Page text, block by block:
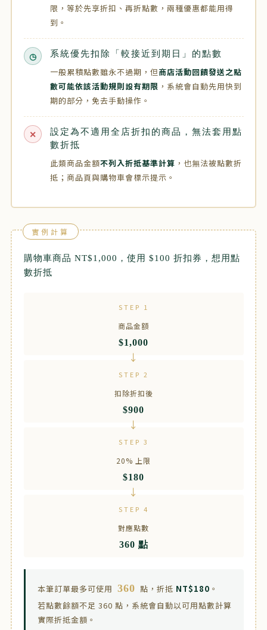
限，等於先享折扣、再折點數，兩種優惠都能用得
到。
◷ 系統優先扣除「較接近到期日」的點數
一般累積點數雖永不過期，但商店活動回饋發送之點
數可能依該活動規則設有期限 ，系統會自動先用快到
期的部分，免去手動操作。
✕
設定為不適用全店折扣的商品，無法套用點
數折抵
此類商品金額不列入折抵基準計算 ，也無法被點數折
抵；商品頁與購物車會標示提示。
實例計算
購物車商品 NT$1,000，使用 $100 折扣券，想用點
數折抵
STEP 1
商品金額
$1,000
STEP 2
扣除折扣後
$900
STEP 3
20% 上限
$180
STEP 4
對應點數
360 點
本筆訂單最多可使用 360 點，折抵 NT$180 。
若點數餘額不足 360 點，系統會自動以可用點數計算
實際折抵金額。